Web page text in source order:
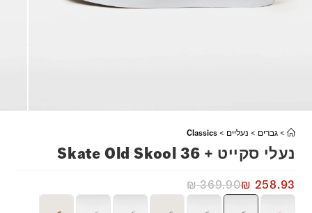
> גברים > נעליים >
Classics
נעלי סקייט + Skate Old Skool 36
₪369.90₪ 258.93